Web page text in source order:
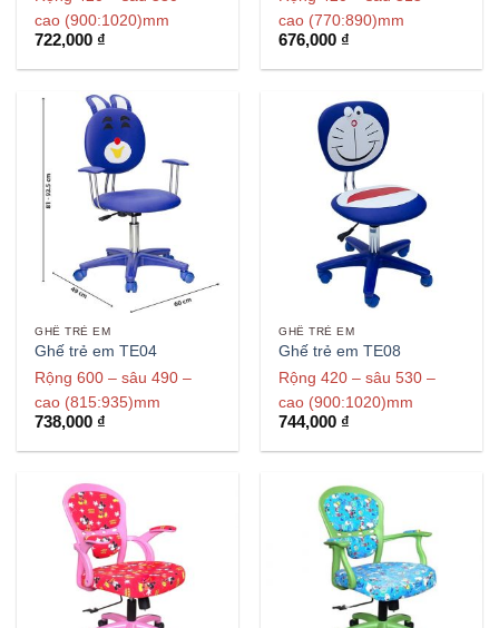
cao (900:1020)mm
722,000 ₫
cao (770:890)mm
676,000 ₫
GHẾ TRẺ EM
Ghế trẻ em TE04
Rộng 600 – sâu 490 –
cao (815:935)mm
738,000 ₫
GHẾ TRẺ EM
Ghế trẻ em TE08
Rộng 420 – sâu 530 –
cao (900:1020)mm
744,000 ₫